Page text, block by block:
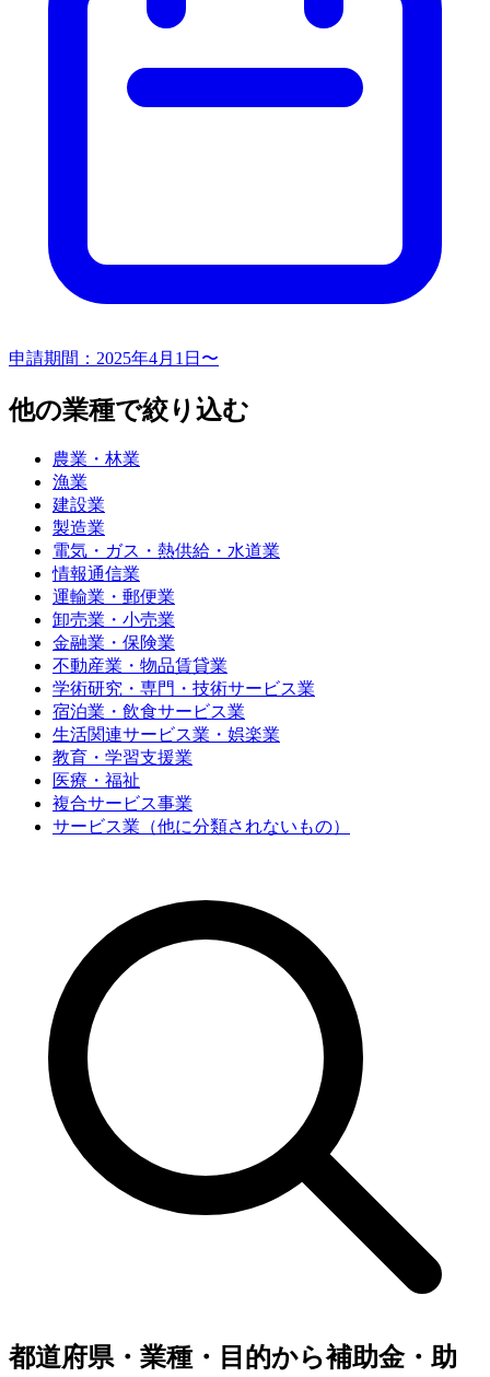
申請期間： 2025年4月1日〜
他の業種で絞り込む
農業・林業
漁業
建設業
製造業
電気・ガス・熱供給・水道業
情報通信業
運輸業・郵便業
卸売業・小売業
金融業・保険業
不動産業・物品賃貸業
学術研究・専門・技術サービス業
宿泊業・飲食サービス業
生活関連サービス業・娯楽業
教育・学習支援業
医療・福祉
複合サービス事業
サービス業（他に分類されないもの）
都道府県・業種・目的から補助金・助